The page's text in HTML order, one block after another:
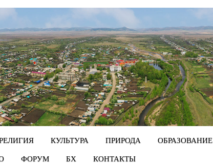
КУЛЬТУРА ПРИРОДА ОБРАЗОВАНИЕ
ФОРУМ БХ КОНТАКТЫ